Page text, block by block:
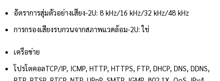
อัตราการสุ่มตัวอย่างเสียง-2U: 8 kHz/16 kHz/32 kHz/48 kHz
การกรองเสียงรบกวนจากสภาพแวดล้อม-2U: ใช่
เครือข่าย
โปรโตคอลTCP/IP, ICMP, HTTP, HTTPS, FTP, DHCP, DNS, DDNS,